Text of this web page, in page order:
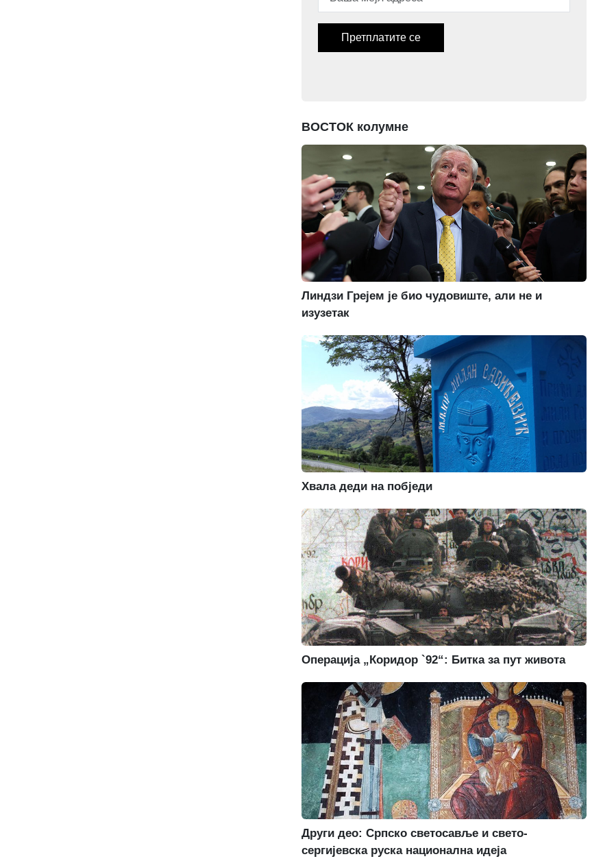
Претплатите се
ВОСТОК колумне
Линдзи Грејем је био чудовиште, али не и
изузетак
Хвала деди на побједи
Операција „Коридор `92“: Битка за пут живота
Други део: Српско светосавље и свето-
сергијевска руска национална идеја